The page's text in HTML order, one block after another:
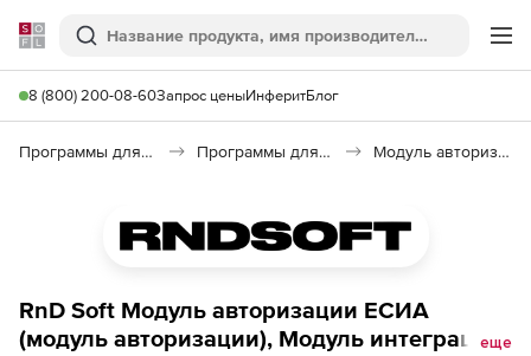
Softline
Поиск
8 (800) 200-08-60Запрос ценыИнферитБлог
Программы для программирования Программы для разработки ПО Модуль авторизации ЕСИА
RnD Soft Модуль авторизации ЕСИА
(модуль авторизации), Модуль интеграции
еще